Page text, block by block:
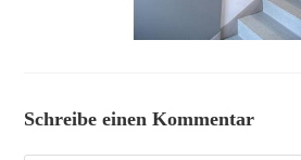
Schreibe einen Kommentar